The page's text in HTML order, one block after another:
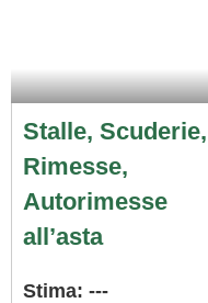
Stalle, Scuderie,
Rimesse,
Autorimesse
all’asta
Stima: ---